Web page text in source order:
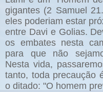
gigantes (2 Samuel
eles poderiam estar
entre Davi e Golias.
os embates nesta
para que não
Nesta vida,
tanto, toda precaução
o ditado: "O homem